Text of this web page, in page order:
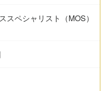
スペシャリスト（MOS）